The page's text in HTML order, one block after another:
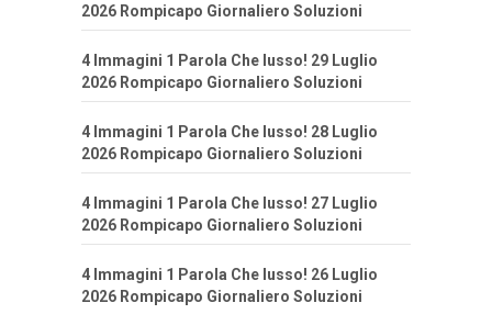
2026 Rompicapo Giornaliero Soluzioni
4 Immagini 1 Parola Che lusso! 29 Luglio
2026 Rompicapo Giornaliero Soluzioni
4 Immagini 1 Parola Che lusso! 28 Luglio
2026 Rompicapo Giornaliero Soluzioni
4 Immagini 1 Parola Che lusso! 27 Luglio
2026 Rompicapo Giornaliero Soluzioni
4 Immagini 1 Parola Che lusso! 26 Luglio
2026 Rompicapo Giornaliero Soluzioni